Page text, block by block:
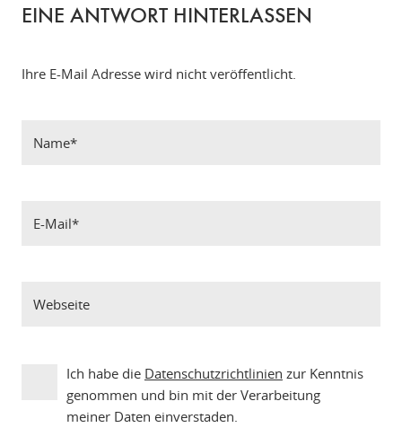
EINE ANTWORT HINTERLASSEN
Ihre E-Mail Adresse wird nicht veröffentlicht.
Ich habe die Datenschutzrichtlinien zur Kenntnis
genommen und bin mit der Verarbeitung
meiner Daten einverstaden.